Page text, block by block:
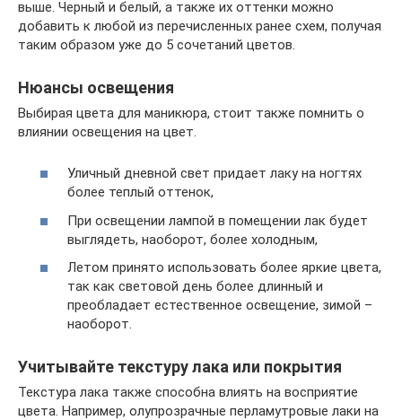
выше. Черный и белый, а также их оттенки можно
добавить к любой из перечисленных ранее схем, получая
таким образом уже до 5 сочетаний цветов.
Нюансы освещения
Выбирая цвета для маникюра, стоит также помнить о
влиянии освещения на цвет.
Уличный дневной свет придает лаку на ногтях
более теплый оттенок,
При освещении лампой в помещении лак будет
выглядеть, наоборот, более холодным,
Летом принято использовать более яркие цвета,
так как световой день более длинный и
преобладает естественное освещение, зимой –
наоборот.
Учитывайте текстуру лака или покрытия
Текстура лака также способна влиять на восприятие
цвета. Например, олупрозрачные перламутровые лаки на